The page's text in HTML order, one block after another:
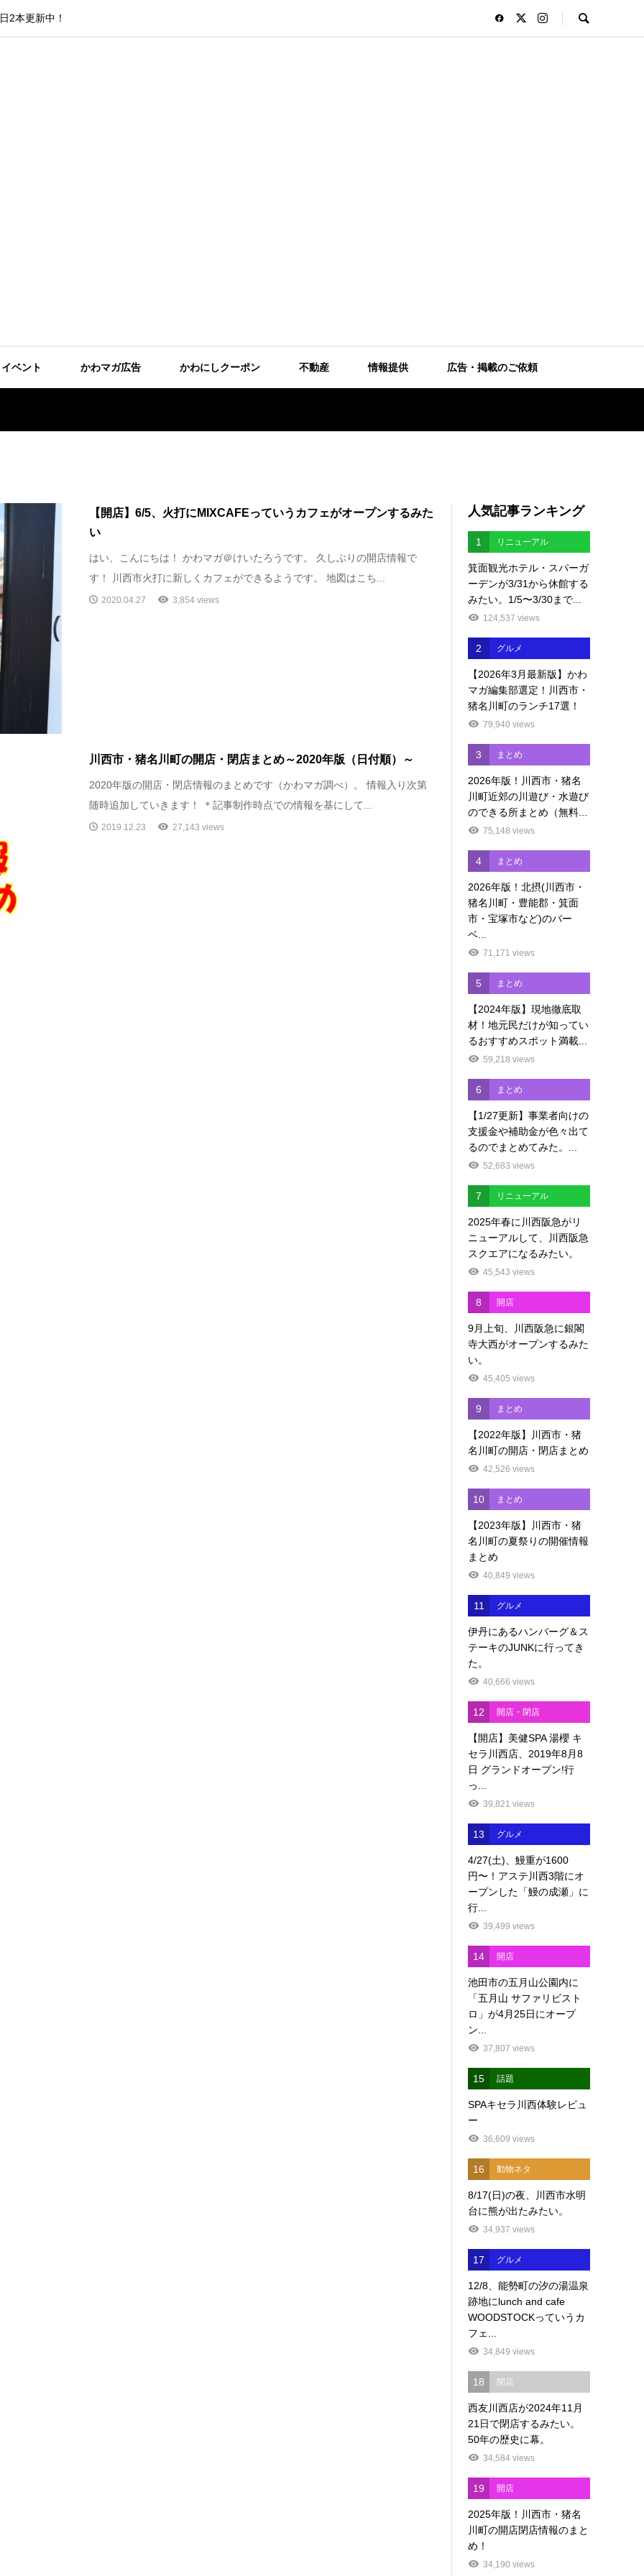
2本更新中！
イベント かわマガ広告 かわにしクーポン 不動産 情報提供 広告・掲載のご依頼
【開店】6/5、火打にMIXCAFEっていうカフェがオープンするみた
い
はい、こんにちは！ かわマガ＠けいたろうです。 久しぶりの開店情報で
す！ 川西市火打に新しくカフェができるようです。 地図はこち...
2020.04.27 3,854 views
川西市・猪名川町の開店・閉店まとめ～2020年版（日付順）～
2020年版の開店・閉店情報のまとめです（かわマガ調べ）。 情報入り次第
随時追加していきます！ ＊記事制作時点での情報を基にして...
2019.12.23 27,143 views
人気記事ランキング
1 リニューアル
箕面観光ホテル・スパーガ
ーデンが3/31から休館する
みたい。1/5〜3/30まで...
124,537 views
2 グルメ
【2026年3月最新版】かわ
マガ編集部選定！川西市・
猪名川町のランチ17選！
79,940 views
3 まとめ
2026年版！川西市・猪名
川町近郊の川遊び・水遊び
のできる所まとめ（無料...
75,148 views
4 まとめ
2026年版！北摂(川西市・
猪名川町・豊能郡・箕面
市・宝塚市など)のバー
ベ...
71,171 views
5 まとめ
【2024年版】現地徹底取
材！地元民だけが知ってい
るおすすめスポット満載...
59,218 views
6 まとめ
【1/27更新】事業者向けの
支援金や補助金が色々出て
るのでまとめてみた。...
52,683 views
7 リニューアル
2025年春に川西阪急がリ
ニューアルして、川西阪急
スクエアになるみたい。
45,543 views
8 開店
9月上旬、川西阪急に銀閣
寺大西がオープンするみた
い。
45,405 views
9 まとめ
【2022年版】川西市・猪
名川町の開店・閉店まとめ
42,526 views
10 まとめ
【2023年版】川西市・猪
名川町の夏祭りの開催情報
まとめ
40,849 views
11 グルメ
伊丹にあるハンバーグ＆ス
テーキのJUNKに行ってき
た。
40,666 views
12 開店・閉店
【開店】美健SPA 湯櫻 キ
セラ川西店、2019年8月8
日 グランドオープン!行
っ...
39,821 views
13 グルメ
4/27(土)、鰻重が1600
円〜！アステ川西3階にオ
ープンした「鰻の成瀬」に
行...
39,499 views
14 開店
池田市の五月山公園内に
「五月山 サファリビスト
ロ」が4月25日にオープ
ン...
37,807 views
15 話題
SPAキセラ川西体験レビュ
ー
36,609 views
16 動物ネタ
8/17(日)の夜、川西市水明
台に熊が出たみたい。
34,937 views
17 グルメ
12/8、能勢町の汐の湯温泉
跡地にlunch and cafe
WOODSTOCKっていうカ
フェ...
34,849 views
18 閉店
西友川西店が2024年11月
21日で閉店するみたい。
50年の歴史に幕。
34,584 views
19 開店
2025年版！川西市・猪名
川町の開店閉店情報のまと
め！
34,190 views